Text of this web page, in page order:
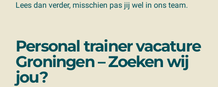
Lees dan verder, misschien pas jij wel in ons team.
Personal trainer vacature
Groningen –Zoeken wij
jou?